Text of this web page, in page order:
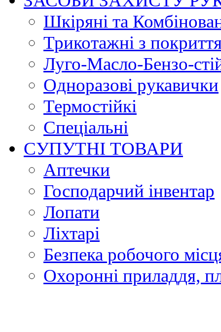
Шкіряні та
Трикотажні з
Луго-Масло-Бензо-
Одноразові рукавички
Термостійкі
Спеціальні
СУПУТНІ ТОВАРИ
Аптечки
Господарчий інвентар
Лопати
Ліхтарі
Безпека робочого
Охоронні приладдя,